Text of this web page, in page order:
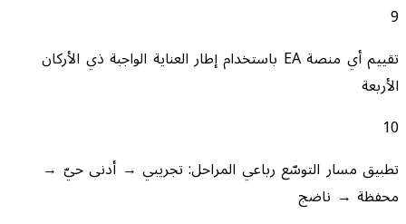
9
تقييم أي منصة EA باستخدام إطار العناية الواجبة ذي الأركان
الأربعة
10
تطبيق مسار التوسّع رباعي المراحل: تجريبي → أدنى حيّ →
محفظة → ناضج